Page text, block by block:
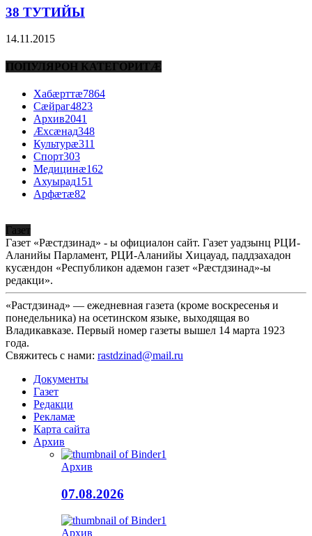
38 ТУТИЙЫ
14.11.2015
ПОПУЛЯРОН КАТЕГОРИТÆ
Хабæрттæ7864
Сæйраг4823
Архив2041
Æхсæнад348
Культурæ311
Спорт303
Медицинæ162
Ахуырад151
Арфæтæ82
Газет
Газет «Рæстдзинад» - ы официалон сайт. Газет уадзынц РЦИ-
Аланийы Парламент, РЦИ-Аланийы Хицауад, паддзахадон
кусæндон «Республикон адæмон газет «Рæстдзинад»-ы
редакци».
«Растдзинад» — ежедневная газета (кроме воскресенья и
понедельника) на осетинском языке, выходящая во
Владикавказе. Первый номер газеты вышел 14 марта 1923
года.
Свяжитесь с нами: rastdzinad@mail.ru
Документы
Газет
Редакци
Рекламæ
Карта сайта
Архив
Архив
07.08.2026
Архив